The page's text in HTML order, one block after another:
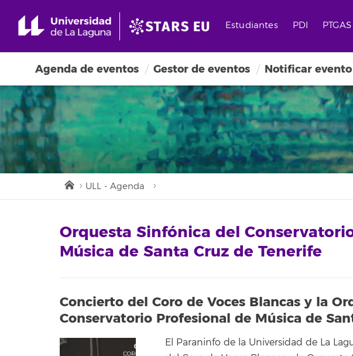
Estudiantes PDI PTGAS
Agenda de eventos Gestor de eventos Notificar evento
ULL - Agenda
Orquesta Sinfónica del
Música de Santa Cruz de Tenerife
Concierto del Coro de Voces Blancas y la
Conservatorio Profesional de Música de
El Paraninfo de la Universidad de La